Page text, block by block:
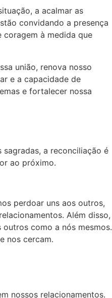
a acalmar as
convidando a presença
à medida que
união, renova nosso
e a capacidade de
e fortalecer nossa
a reconciliação é
ao próximo.
perdoar uns aos outros,
Além disso,
como a nós mesmos.
nos cercam.
nossos relacionamentos.